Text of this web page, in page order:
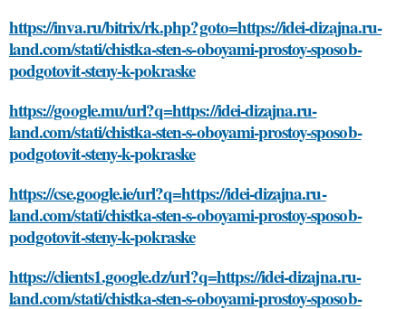
https://inva.ru/bitrix/rk.php?goto=https://idei-dizajna.ru-
land.com/stati/chistka-sten-s-oboyami-prostoy-sposob-
podgotovit-steny-k-pokraske
https://google.mu/url?q=https://idei-dizajna.ru-
land.com/stati/chistka-sten-s-oboyami-prostoy-sposob-
podgotovit-steny-k-pokraske
https://cse.google.ie/url?q=https://idei-dizajna.ru-
land.com/stati/chistka-sten-s-oboyami-prostoy-sposob-
podgotovit-steny-k-pokraske
https://clients1.google.dz/url?q=https://idei-dizajna.ru-
land.com/stati/chistka-sten-s-oboyami-prostoy-sposob-